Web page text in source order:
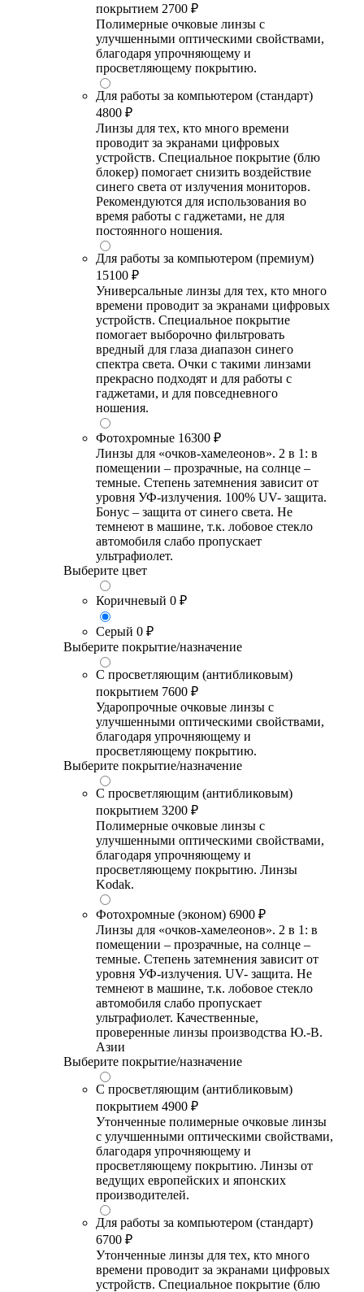
покрытием 2700 ₽
Полимерные очковые линзы с
улучшенными оптическими свойствами,
благодаря упрочняющему и
просветляющему покрытию.
Для работы за компьютером (стандарт)
4800 ₽
Линзы для тех, кто много времени
проводит за экранами цифровых
устройств. Специальное покрытие (блю
блокер) помогает снизить воздействие
синего света от излучения мониторов.
Рекомендуются для использования во
время работы с гаджетами, не для
постоянного ношения.
Для работы за компьютером (премиум)
15100 ₽
Универсальные линзы для тех, кто много
времени проводит за экранами цифровых
устройств. Специальное покрытие
помогает выборочно фильтровать
вредный для глаза диапазон синего
спектра света. Очки с такими линзами
прекрасно подходят и для работы с
гаджетами, и для повседневного
ношения.
Фотохромные 16300 ₽
Линзы для «очков-хамелеонов». 2 в 1: в
помещении – прозрачные, на солнце –
темные. Степень затемнения зависит от
уровня УФ-излучения. 100% UV- защита.
Бонус – защита от синего света. Не
темнеют в машине, т.к. лобовое стекло
автомобиля слабо пропускает
ультрафиолет.
Выберите цвет
Коричневый 0 ₽
Серый 0 ₽
Выберите покрытие/назначение
С просветляющим (антибликовым)
покрытием 7600 ₽
Ударопрочные очковые линзы с
улучшенными оптическими свойствами,
благодаря упрочняющему и
просветляющему покрытию.
Выберите покрытие/назначение
С просветляющим (антибликовым)
покрытием 3200 ₽
Полимерные очковые линзы с
улучшенными оптическими свойствами,
благодаря упрочняющему и
просветляющему покрытию. Линзы
Kodak.
Фотохромные (эконом) 6900 ₽
Линзы для «очков-хамелеонов». 2 в 1: в
помещении – прозрачные, на солнце –
темные. Степень затемнения зависит от
уровня УФ-излучения. UV- защита. Не
темнеют в машине, т.к. лобовое стекло
автомобиля слабо пропускает
ультрафиолет. Качественные,
проверенные линзы производства Ю.-В.
Азии
Выберите покрытие/назначение
С просветляющим (антибликовым)
покрытием 4900 ₽
Утонченные полимерные очковые линзы
с улучшенными оптическими свойствами,
благодаря упрочняющему и
просветляющему покрытию. Линзы от
ведущих европейских и японских
производителей.
Для работы за компьютером (стандарт)
6700 ₽
Утонченные линзы для тех, кто много
времени проводит за экранами цифровых
устройств. Специальное покрытие (блю